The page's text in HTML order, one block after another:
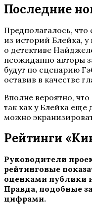
Последние
Предполагалось, что
из историй Блейка,
о детективе
неожиданно авторы
будут по сценарию
оставив в качестве
Вполне вероятно,
так как у Блейка еще
можно
Рейтинги
Руководители
рейтинговые
оценками публики
Правда, подобные
цифрами.